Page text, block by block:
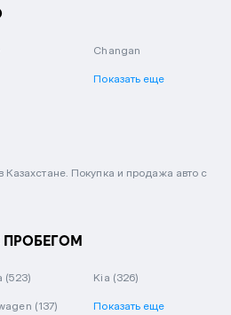
Changan
Показать еще
Покупка и продажа авто с
ПРОБЕГОМ
(523) Kia (326)
(137) Показать еще